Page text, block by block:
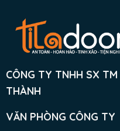
CÔNG TY TNHH SX TM
THÀNH
VĂN PHÒNG CÔNG TY